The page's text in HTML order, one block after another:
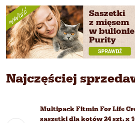
Najczęściej
Multipack Fitmin For Life
saszetki dla kotów 24 szt. x